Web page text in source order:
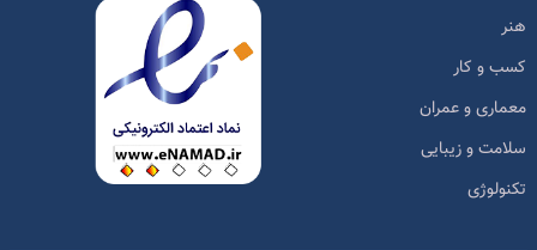
هنر
کسب و کار
معماری و عمران
سلامت و زیبایی
تکنولوژی